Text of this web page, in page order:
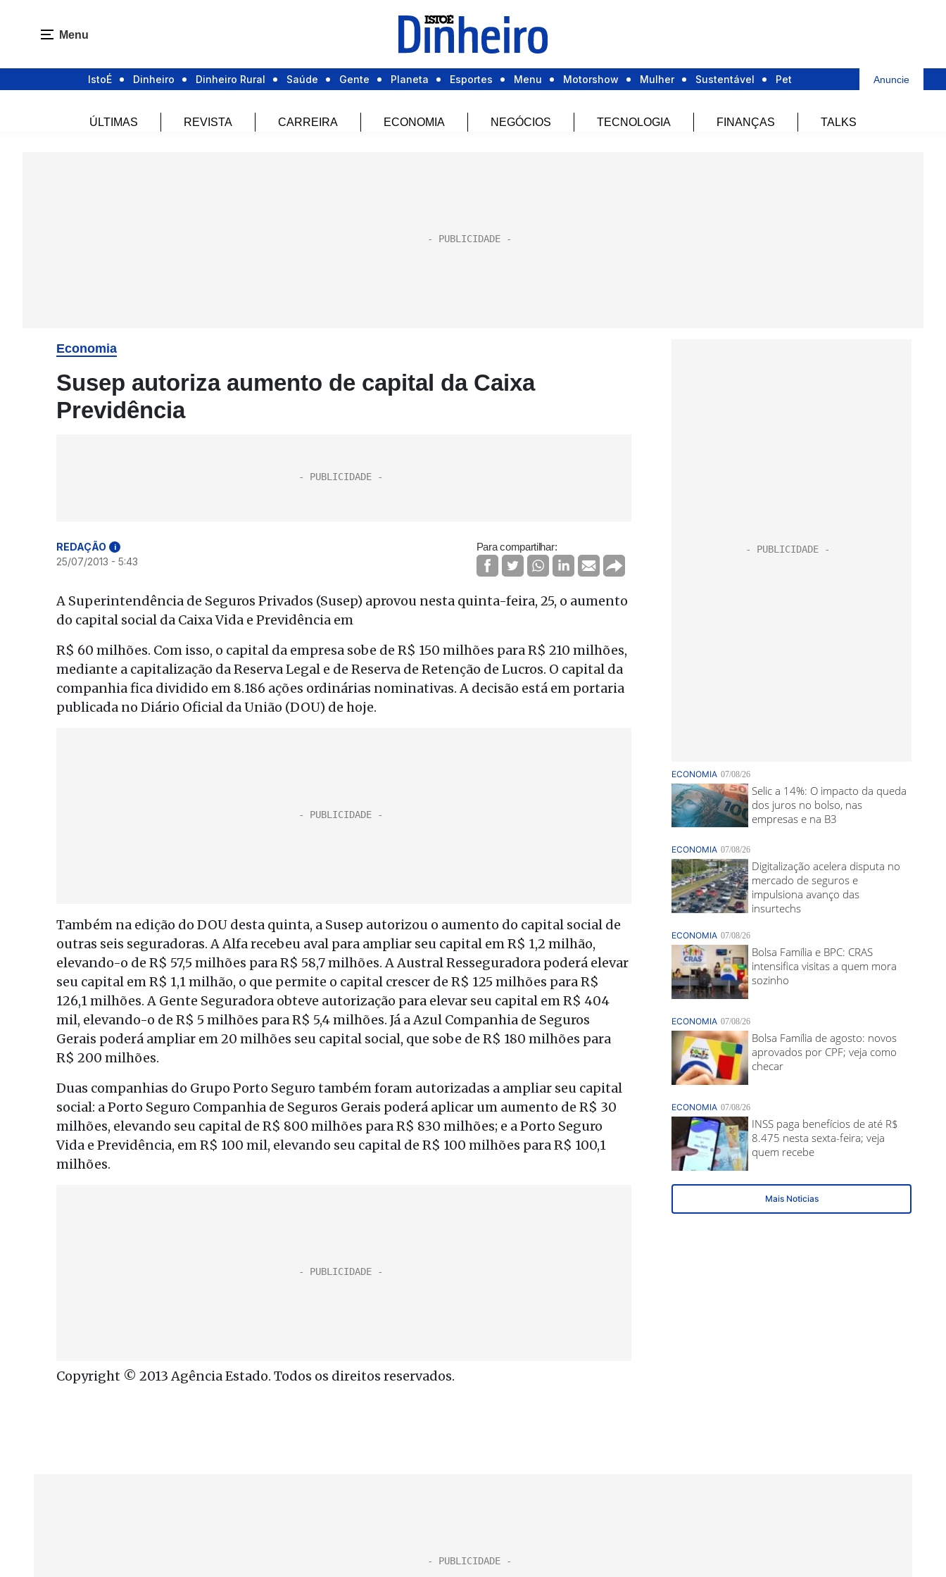
Menu
IstoÉ Dinheiro Dinheiro Rural Saúde Gente Planeta Esportes Menu Motorshow Mulher Sustentável Pet Anuncie
ÚLTIMAS REVISTA CARREIRA ECONOMIA NEGÓCIOS TECNOLOGIA FINANÇAS TALKS
Economia
Susep autoriza aumento de capital da Caixa
Previdência
REDAÇÃO i
25/07/2013 - 5:43
Para compartilhar:
A Superintendência de Seguros Privados (Susep) aprovou nesta quinta-feira, 25, o aumento
do capital social da Caixa Vida e Previdência em
R$ 60 milhões. Com isso, o capital da empresa sobe de R$ 150 milhões para R$ 210 milhões,
mediante a capitalização da Reserva Legal e de Reserva de Retenção de Lucros. O capital da
companhia fica dividido em 8.186 ações ordinárias nominativas. A decisão está em portaria
publicada no Diário Oficial da União (DOU) de hoje.
Também na edição do DOU desta quinta, a Susep autorizou o aumento do capital social de
outras seis seguradoras. A Alfa recebeu aval para ampliar seu capital em R$ 1,2 milhão,
elevando-o de R$ 57,5 milhões para R$ 58,7 milhões. A Austral Resseguradora poderá elevar
seu capital em R$ 1,1 milhão, o que permite o capital crescer de R$ 125 milhões para R$
126,1 milhões. A Gente Seguradora obteve autorização para elevar seu capital em R$ 404
mil, elevando-o de R$ 5 milhões para R$ 5,4 milhões. Já a Azul Companhia de Seguros
Gerais poderá ampliar em 20 milhões seu capital social, que sobe de R$ 180 milhões para
R$ 200 milhões.
Duas companhias do Grupo Porto Seguro também foram autorizadas a ampliar seu capital
social: a Porto Seguro Companhia de Seguros Gerais poderá aplicar um aumento de R$ 30
milhões, elevando seu capital de R$ 800 milhões para R$ 830 milhões; e a Porto Seguro
Vida e Previdência, em R$ 100 mil, elevando seu capital de R$ 100 milhões para R$ 100,1
milhões.
Copyright © 2013 Agência Estado. Todos os direitos reservados.